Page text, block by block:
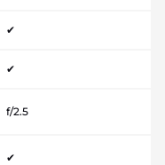
✔
✔
f/2.5
✔